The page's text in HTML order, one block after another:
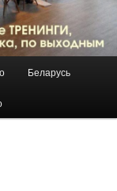
Беларусь